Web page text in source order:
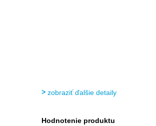
zobraziť ďalšie detaily
Hodnotenie produktu